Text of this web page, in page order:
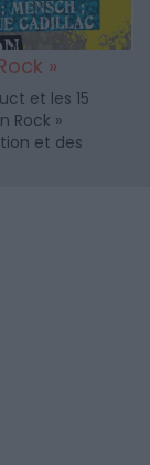
»
et les 15
Rock »
et des